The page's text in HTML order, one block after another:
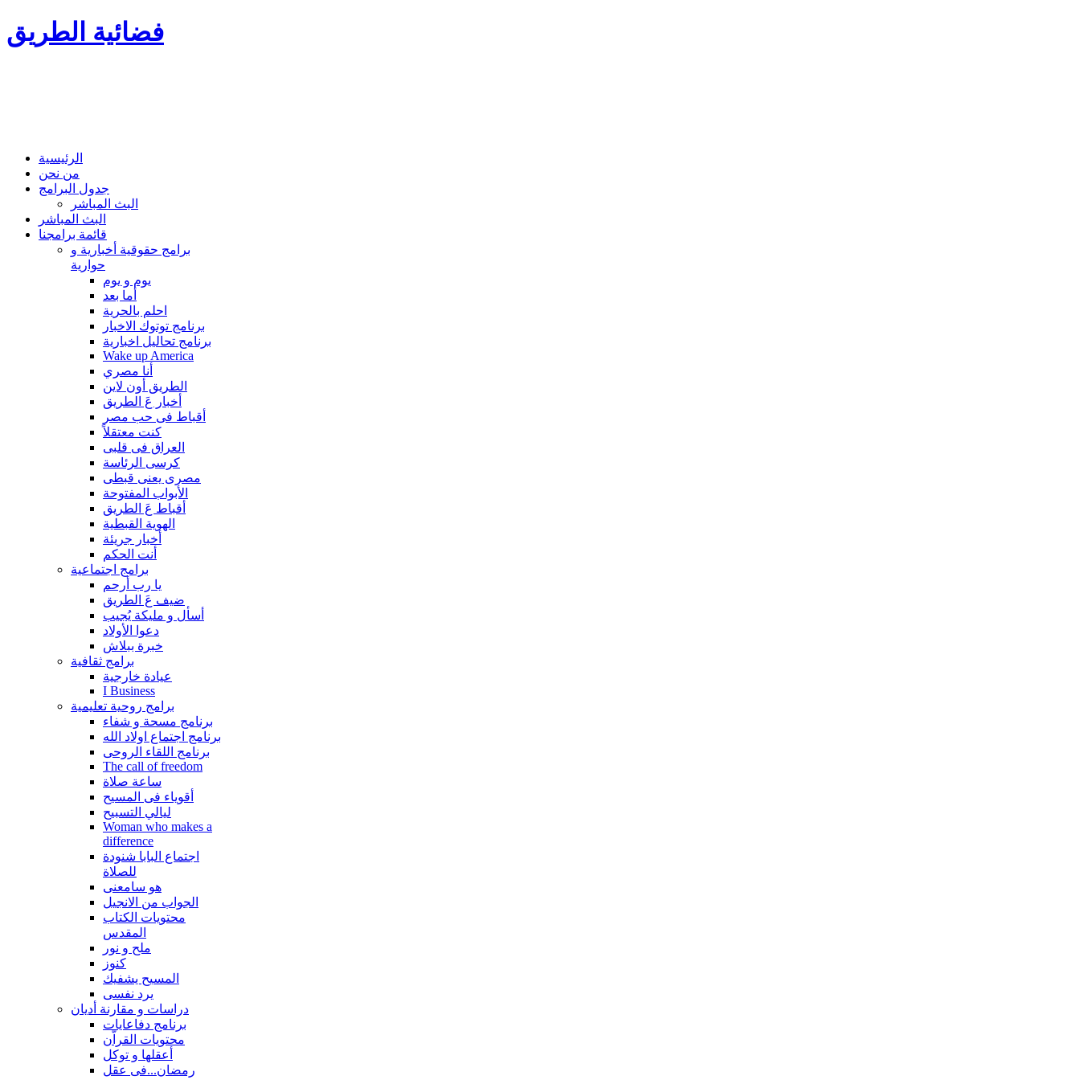
فضائية الطريق
الرئيسية
من نحن
جدول البرامج
البث المباشر
البث المباشر
قائمة برامجنا
برامج حقوقية أخبارية و
حوارية
يوم و يوم
أما بعد
احلم بالحرية
برنامج توتوك الاخبار
برنامج تحاليل اخبارية
Wake up America
أنا مصري
الطريق أون لاين
أخبار عَ الطريق
أقباط فى حب مصر
كنت معتقلاً
العراق فى قلبى
كرسى الرئاسة
مصرى يعنى قبطى
الأبواب المفتوحة
أقباط عَ الطريق
الهوية القبطية
أخبار جريئة
أنت الحكم
برامج اجتماعية
يا رب أرحم
ضيف عَ الطريق
أسأل و مليكة يُجيب
دعوا الأولاد
خبرة ببلاش
برامج ثقافية
عيادة خارجية
I Business
برامج روحية تعليمية
برنامج مسحة و شفاء
برنامج اجتماع اولاد الله
برنامج اللقاء الروحى
The call of freedom
ساعة صلاة
أقوياء فى المسيح
ليالي التسبيح
Woman who makes a
difference
اجتماع البابا شنودة
للصلاة
هو سامعنى
الجواب من الانجيل
محتويات الكتاب
المقدس
ملح و نور
كنوز
المسيح يشفيك
يرد نفسى
دراسات و مقارنة أديان
برنامج دفاعايات
محتويات القراّن
أعقلها و توكل
رمضان...فى عقل